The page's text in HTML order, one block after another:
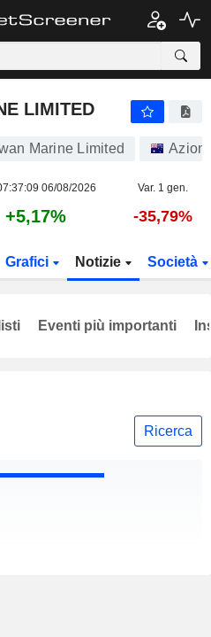
LIMITED
Marine Limited Azioni
06/08/2026 Var. 1 gen.
+5,17% -35,79%
Grafici Notizie Società
Ricerca
Eventi più importanti